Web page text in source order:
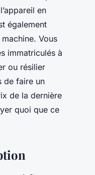
en
également
Vous
immatriculés à
ou résilier
de faire un
de la dernière
quoi que ce